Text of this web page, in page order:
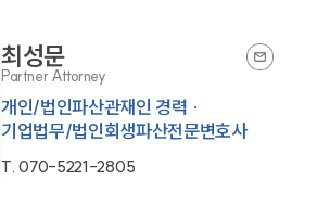
최성문
Partner Attorney
개인/법인파산관재인 경력 ·
기업법무/법인회생파산전문변호사
T.070-5221-2805